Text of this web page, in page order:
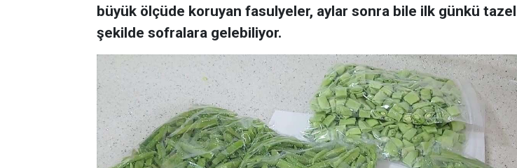
büyük ölçüde koruyan fasulyeler, aylar sonra bile ilk günkü
şekilde sofralara gelebiliyor.